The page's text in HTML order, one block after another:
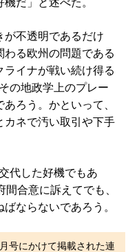
だ」と述べた。
不透明であるだけ
る欧州の問題である
イナが戦い続け得る
の地政学上のプレー
ろう。かといって、
カネで汚い取引や下手
代した好機でもあ
合意に訴えてでも、
ならないであろう。
号にかけて掲載された連